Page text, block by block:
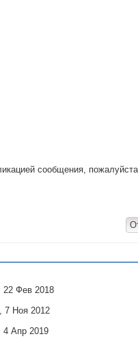
сообщения,
22 Фев 2018
7 Ноя 2012
4 Апр 2019